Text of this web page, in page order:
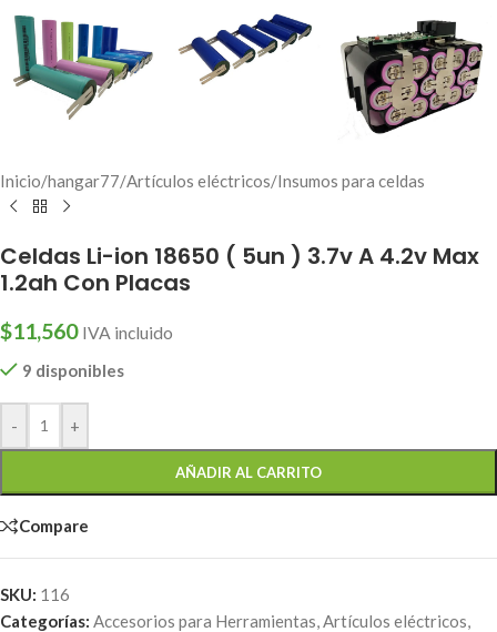
Inicio/hangar77/Artículos eléctricos/Insumos para celdas
Celdas Li-ion 18650 ( 5un ) 3.7v A 4.2v Max
1.2ah Con Placas
$11,560 IVA incluido
9 disponibles
- +
AÑADIR AL CARRITO
Compare
SKU: 116
Categorías: Accesorios para Herramientas,Artículos eléctricos,